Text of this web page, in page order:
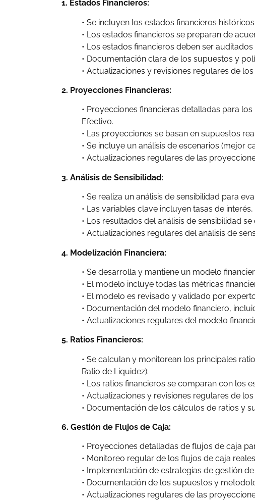
1. Estados Financieros:
• Se incluyen los estados financieros
• Los estados financieros se preparan de
• Los estados financieros deben ser
• Documentación clara de los supuestos y
• Actualizaciones y revisiones regulares de
2. Proyecciones Financieras:
• Proyecciones financieras detalladas para
Efectivo.
• Las proyecciones se basan en supuestos
• Se incluye un análisis de escenarios (mejor
• Actualizaciones regulares de las
3. Análisis de Sensibilidad:
• Se realiza un análisis de sensibilidad para
• Las variables clave incluyen tasas de
• Los resultados del análisis de sensibilidad
• Actualizaciones regulares del análisis de
4. Modelización Financiera:
• Se desarrolla y mantiene un modelo
• El modelo incluye todas las métricas
• El modelo es revisado y validado por
• Documentación del modelo financiero,
• Actualizaciones regulares del modelo
5. Ratios Financieros:
• Se calculan y monitorean los principales
Ratio de Liquidez).
• Los ratios financieros se comparan con los
• Actualizaciones y revisiones regulares de
• Documentación de los cálculos de ratios y
6. Gestión de Flujos de Caja:
• Proyecciones detalladas de flujos de caja
• Monitoreo regular de los flujos de caja
• Implementación de estrategias de gestión
• Documentación de los supuestos y
• Actualizaciones regulares de las